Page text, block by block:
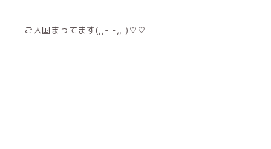
ご入国まってます(,,- -,, )♡♡